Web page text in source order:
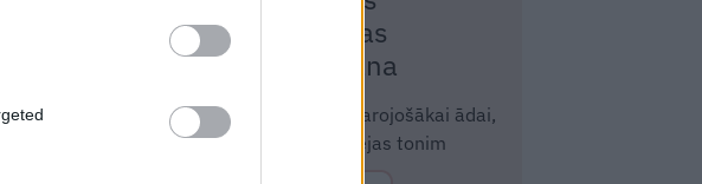
un atmiņas
jauneklības
atjaunošana
Tvirtākai un starojošākai ādai,
izlīdzinātam sejas tonim